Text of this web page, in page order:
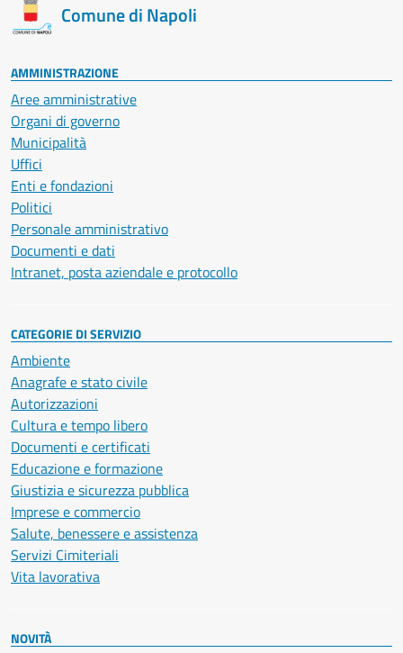
Comune di Napoli
AMMINISTRAZIONE
Aree amministrative
Organi di governo
Municipalità
Uffici
Enti e fondazioni
Politici
Personale amministrativo
Documenti e dati
Intranet, posta aziendale e protocollo
CATEGORIE DI SERVIZIO
Ambiente
Anagrafe e stato civile
Autorizzazioni
Cultura e tempo libero
Documenti e certificati
Educazione e formazione
Giustizia e sicurezza pubblica
Imprese e commercio
Salute, benessere e assistenza
Servizi Cimiteriali
Vita lavorativa
NOVITÀ